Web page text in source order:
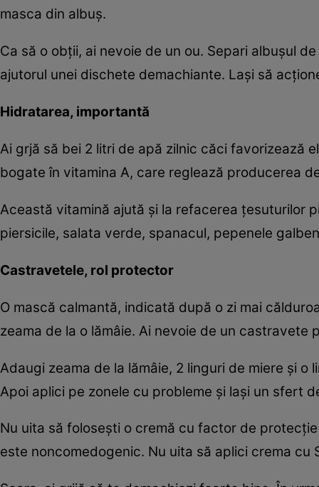
masca din albuş.
Ca să o obţii, ai nevoie de un ou. Separi albuşul
ajutorul unei dischete demachiante. Laşi să
Hidratarea, importantă
Ai grjă să bei 2 litri de apă zilnic căci favorizează
bogate în vitamina A, care reglează producerea
Această vitamină ajută şi la refacerea ţesuturilor
piersicile, salata verde, spanacul, pepenele
Castravetele, rol protector
O mască calmantă, indicată după o zi mai
zeama de la o lămâie. Ai nevoie de un
Adaugi zeama de la lămâie, 2 linguri de miere şi
Apoi aplici pe zonele cu probleme şi laşi un sfert
Nu uita să foloseşti o cremă cu factor de
este noncomedogenic. Nu uita să aplici crema cu